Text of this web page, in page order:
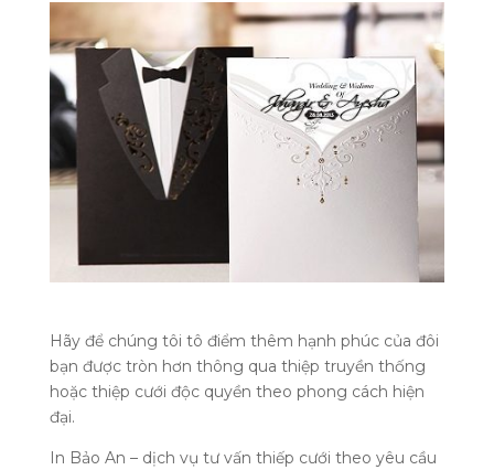
Hãy để chúng tôi tô điểm thêm hạnh phúc của đôi
bạn được tròn hơn thông qua thiệp truyền thống
hoặc thiệp cưới độc quyền theo phong cách hiện
đại.
In Bảo An – dịch vụ tư vấn thiếp cưới theo yêu cầu